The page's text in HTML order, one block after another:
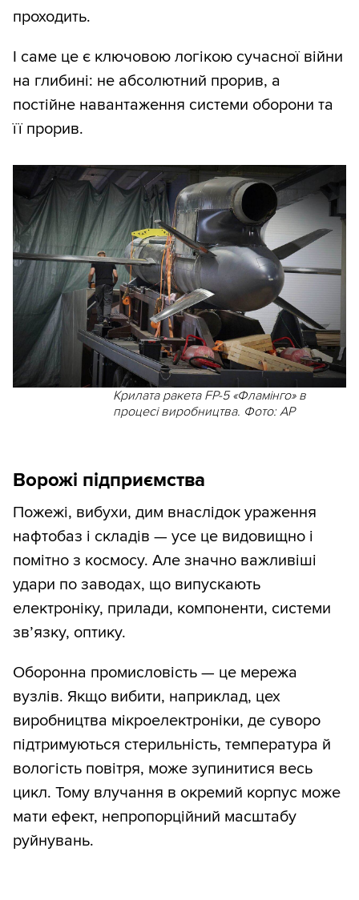
проходить.
І саме це є ключовою логікою сучасної війни
на глибині: не абсолютний прорив, а
постійне навантаження системи оборони та
її прорив.
Крилата ракета FP-5 «Фламінго» в
процесі виробництва. Фото: AP
Ворожі підприємства
Пожежі, вибухи, дим внаслідок ураження
нафтобаз і складів — усе це видовищно і
помітно з космосу. Але значно важливіші
удари по заводах, що випускають
електроніку, прилади, компоненти, системи
зв’язку, оптику.
Оборонна промисловість — це мережа
вузлів. Якщо вибити, наприклад, цех
виробництва мікроелектроніки, де суворо
підтримуються стерильність, температура й
вологість повітря, може зупинитися весь
цикл. Тому влучання в окремий корпус може
мати ефект, непропорційний масштабу
руйнувань.